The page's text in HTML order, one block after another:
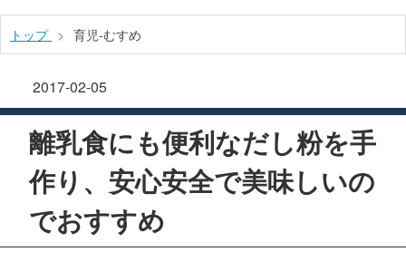
トップ > 育児-むすめ
2017-02-05
離乳食にも便利なだし粉を手
作り、安心安全で美味しいの
でおすすめ